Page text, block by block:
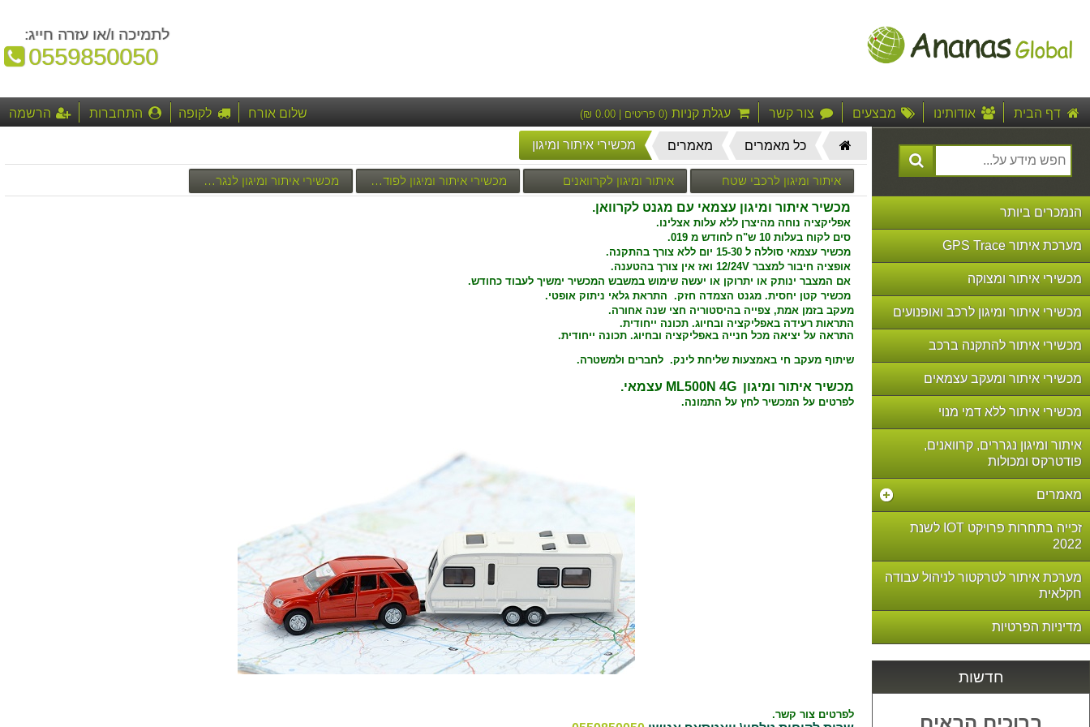
לתמיכה ו/או עזרה חייג:
טלפון:
0559850050
דף הבית אודותינו מבצעים צור קשר עגלת קניות (
0 פריטים |0.00
₪) שלום אורח לקופה התחברות הרשמה
הנמכרים ביותר
מערכת איתור GPS Trace
מכשירי איתור ומצוקה
מכשירי איתור ומיגון לרכב ואופנועים
מכשירי איתור להתקנה ברכב
מכשירי איתור ומעקב עצמאים
מכשירי איתור ללא דמי מנוי
איתור ומיגון נגררים, קרוואנים,
פודטרקס ומכולות
מאמרים
זכייה בתחרות פרויקט IOT לשנת
2022
מערכת איתור לטרקטור לניהול עבודה
חקלאית
מדיניות הפרטיות
חדשות
ברוכים הבאים
דף
הבית"
כל מאמרים מאמרים מכשירי איתור ומיגון
איתור ומיגון לרכבי שטח איתור ומיגון לקרוואנים מכשירי איתור ומיגון לפודטרקס - עגלות קפה
מכשירי איתור ומיגון לנגררים
מכשיר איתור ומיגון עצמאי עם מגנט לקרוואן.
אפליקציה נוחה מהיצרן ללא עלות אצלינו.
סים לקוח בעלות 10 ש"ח לחודש מ 019.
מכשיר עצמאי סוללה ל 15-30 יום
ללא צורך בהתקנה.
אופציה חיבור למצבר 12/24V ואז אין צורך בהטענה.
אם המצבר ינותק או יתרוקן או יעשה שימוש במשבש המכשיר ימשיך לעבודכחודש.
מכשיר קטן יחסית. מגנט הצמדה חזק. התראת גלאי ניתוק אופטי.
מעקב בזמן אמת, צפייה בהיסטוריה חצי שנה אחורה.
התראות רעידה באפליקציה ובחיוג. תכונה ייחודית.
התראה על יציאה מכל חנייה באפליקציה ובחיוג. תכונה ייחודית.
שיתוף מעקב חי באמצעות שליחת לינק. לחברים ולמשטרה.
מכשיר איתור ומיגון ML500N 4G עצמאי.
לפרטים על המכשיר לחץ על התמונה.
לפרטים צור קשר.